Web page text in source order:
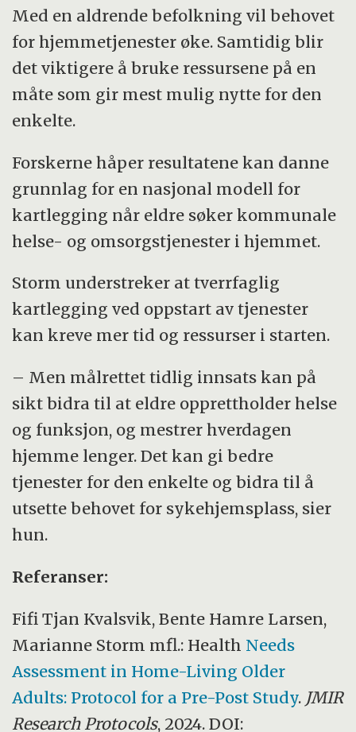
Med en aldrende befolkning vil behovet
for hjemmetjenester øke. Samtidig blir
det viktigere å bruke ressursene på en
måte som gir mest mulig nytte for den
enkelte.
Forskerne håper resultatene kan danne
grunnlag for en nasjonal modell for
kartlegging når eldre søker kommunale
helse- og omsorgstjenester i hjemmet.
Storm understreker at tverrfaglig
kartlegging ved oppstart av tjenester
kan kreve mer tid og ressurser i starten.
– Men målrettet tidlig innsats kan på
sikt bidra til at eldre opprettholder helse
og funksjon, og mestrer hverdagen
hjemme lenger. Det kan gi bedre
tjenester for den enkelte og bidra til å
utsette behovet for sykehjemsplass, sier
hun.
Referanser:
Fifi Tjan Kvalsvik, Bente Hamre Larsen,
Marianne Storm mfl.: Health Needs
Assessment in Home-Living Older
Adults: Protocol for a Pre-Post Study. JMIR
Research Protocols, 2024. DOI: